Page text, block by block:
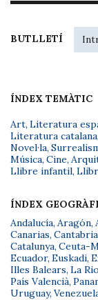
BUTLLETÍ
ÍNDEX TEMÀTIC
Art, Literatura
Literatura catalana,
Novel·la,
Música, Cine,
Llibre infantil,
ÍNDEX
Andalucía, Aragón,
Canarias, Cantabria
Catalunya, Ceuta-
Ecuador, Euskadi,
Illes Balears, La
País Valencià,
Uruguay,